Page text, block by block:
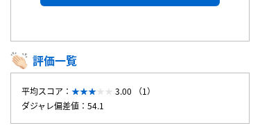
評価一覧
平均スコア：
3.00 （1）
ダジャレ偏差値：54.1